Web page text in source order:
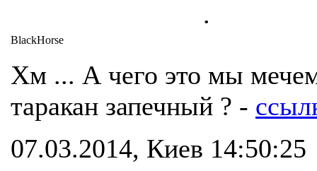
.
BlackHorse
Хм ... А чего это мы
таракан запечный ? -
07.03.2014, Киев 14:50:25